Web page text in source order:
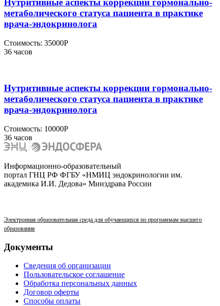
Нутритивные аспекты коррекции гормонально-
метаболического статуса пациента в практике
врача-эндокринолога
Стоимость: 35000Р
36 часов
Нутритивные аспекты коррекции гормонально-
метаболического статуса пациента в практике
врача-эндокринолога
Стоимость: 10000Р
36 часов
Информационно-образовательный
портал ГНЦ РФ ФГБУ «НМИЦ эндокринологии им.
академика И.И. Дедова» Минздрава России
Электронная образовательная среда для обучающихся по программам высшего
образования
Документы
Сведения об организации
Пользовательское соглашение
Обработка персональных данных
Договор оферты
Способы оплаты